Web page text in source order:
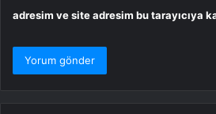
adresim ve site adresim bu tarayıcıya